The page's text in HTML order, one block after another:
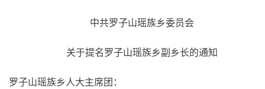
中共罗子山瑶族乡委员会
关于提名罗子山瑶族乡副乡长的通知
罗子山瑶族乡人大主席团：